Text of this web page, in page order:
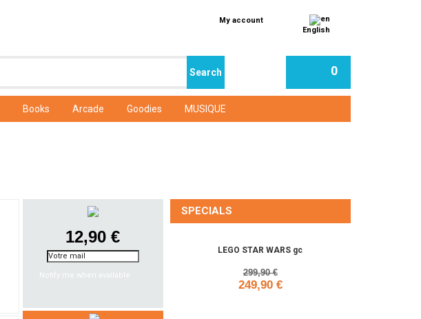
My account
English
0
Books Arcade Goodies MUSIQUE
12,90 €
Notify me when available
SPECIALS
LEGO STAR WARS gc
299,90 €
249,90 €